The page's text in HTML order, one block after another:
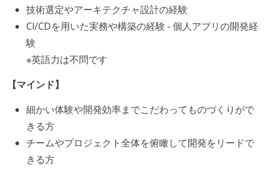
技術選定やアーキテクチャ設計の経験
CI/CDを用いた実務や構築の経験 - 個人アプリの開発経
験
※英語力は不問です
【マインド】
細かい体験や開発効率までこだわってものづくりがで
きる方
チームやプロジェクト全体を俯瞰して開発をリードで
きる方